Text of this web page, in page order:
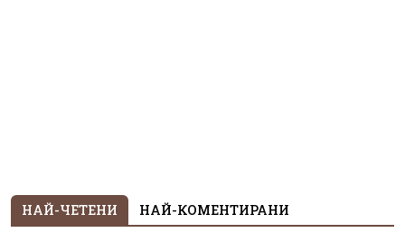
НАЙ-ЧЕТЕНИ НАЙ-КОМЕНТИРАНИ